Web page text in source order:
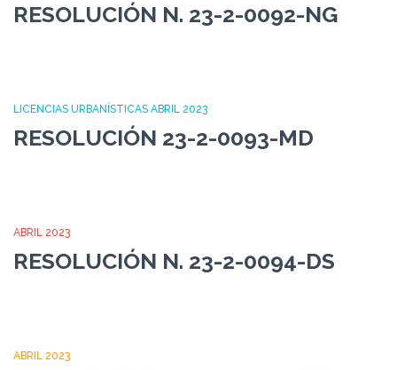
RESOLUCIÓN N. 23-2-0092-NG
LICENCIAS URBANÍSTICAS ABRIL 2023
RESOLUCIÓN 23-2-0093-MD
ABRIL 2023
RESOLUCIÓN N. 23-2-0094-DS
ABRIL 2023